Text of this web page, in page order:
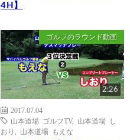
4H】
ゴルフのラウンド動画
2:26
2017.07.04
山本道場 ゴルフTV, 山本道場 し
おり
山本道場 もえな